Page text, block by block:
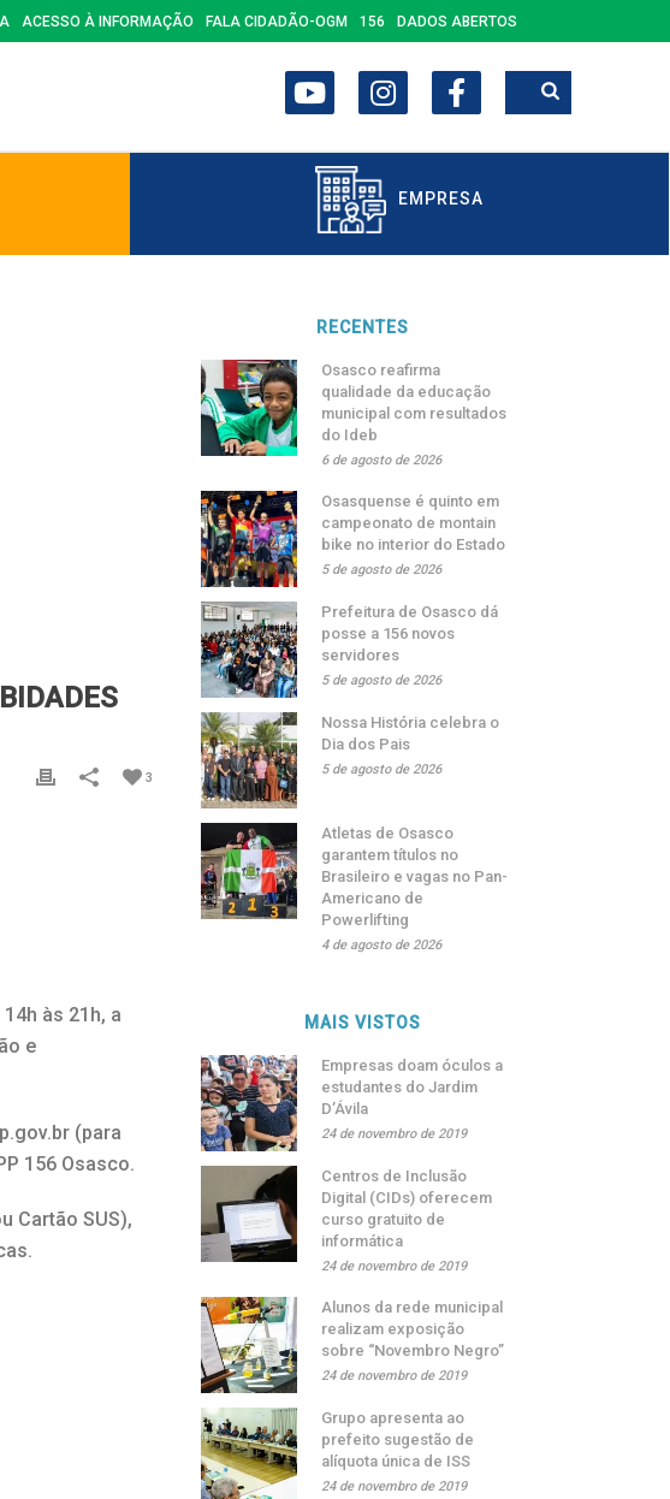
ACESSO À INFORMAÇÃO FALA CIDADÃO-OGM 156 DADOS ABERTOS
EMPRESA
3
às 21h, a
e
(para
156 Osasco.
Cartão SUS),
RECENTES
Osasco reafirma
qualidade da educação
municipal com resultados
do Ideb
6 de agosto de 2026
Osasquense é quinto em
campeonato de montain
bike no interior do Estado
5 de agosto de 2026
Prefeitura de Osasco dá
posse a 156 novos
servidores
5 de agosto de 2026
Nossa História celebra o
Dia dos Pais
5 de agosto de 2026
Atletas de Osasco
garantem títulos no
Brasileiro e vagas no Pan-
Americano de
Powerlifting
4 de agosto de 2026
MAIS VISTOS
Empresas doam óculos a
estudantes do Jardim
D’Ávila
24 de novembro de 2019
Centros de Inclusão
Digital (CIDs) oferecem
curso gratuito de
informática
24 de novembro de 2019
Alunos da rede municipal
realizam exposição
sobre “Novembro Negro”
24 de novembro de 2019
Grupo apresenta ao
prefeito sugestão de
alíquota única de ISS
24 de novembro de 2019